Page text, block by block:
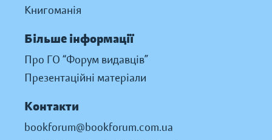
Книгоманія
Більше інформації
Про ГО “Форум видавців”
Презентаційні матеріали
Контакти
bookforum@bookforum.com.ua